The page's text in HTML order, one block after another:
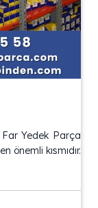
Yedek Parça
önemli kısmıdır.